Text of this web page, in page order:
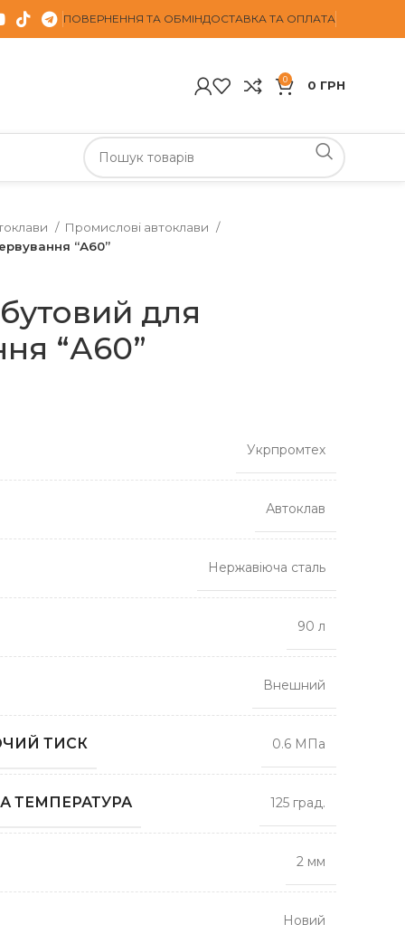
ПОВЕРНЕННЯ ТА ОБМІНДОСТАВКА ТА ОПЛАТА
0 0 ГРН
Промислові автоклави
“А60”
для
“А60”
Укрпромтех
Автоклав
Нержавіюча сталь
90 л
Внешний
ТИСК 0.6 МПа
ТЕМПЕРАТУРА 125 град.
2 мм
Новий